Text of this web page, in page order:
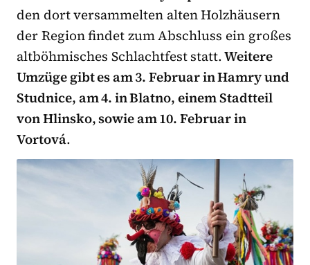
den dort versammelten alten Holzhäusern
der Region findet zum Abschluss ein großes
altböhmisches Schlachtfest statt.Weitere
Umzüge gibt es am 3. Februar in Hamry und
Studnice, am 4. in Blatno, einem Stadtteil
von Hlinsko, sowie am 10. Februar in
Vortová.